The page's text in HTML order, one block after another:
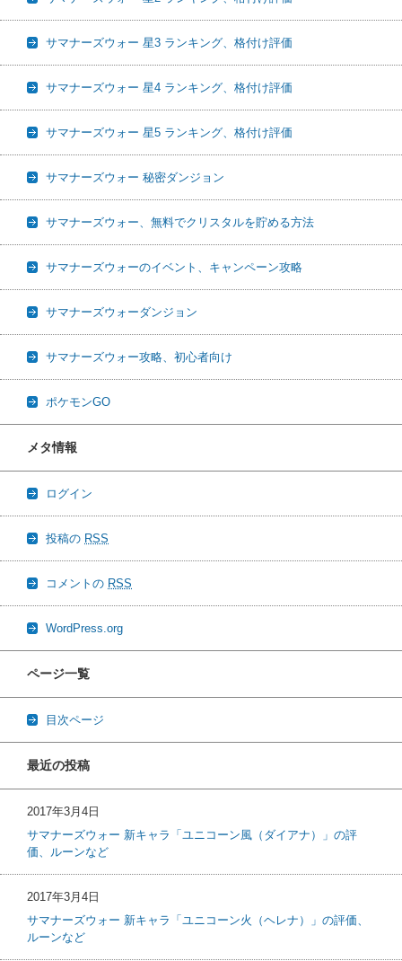
サマナーズウォー 星3 ランキング、格付け評価
サマナーズウォー 星4 ランキング、格付け評価
サマナーズウォー 星5 ランキング、格付け評価
サマナーズウォー 秘密ダンジョン
サマナーズウォー、無料でクリスタルを貯める方法
サマナーズウォーのイベント、キャンペーン攻略
サマナーズウォーダンジョン
サマナーズウォー攻略、初心者向け
ポケモンGO
メタ情報
ログイン
投稿の RSS
コメントの RSS
WordPress.org
ページ一覧
目次ページ
最近の投稿
2017年3月4日
サマナーズウォー 新キャラ「ユニコーン風（ダイアナ）」の評
価、ルーンなど
2017年3月4日
サマナーズウォー 新キャラ「ユニコーン火（ヘレナ）」の評価、
ルーンなど